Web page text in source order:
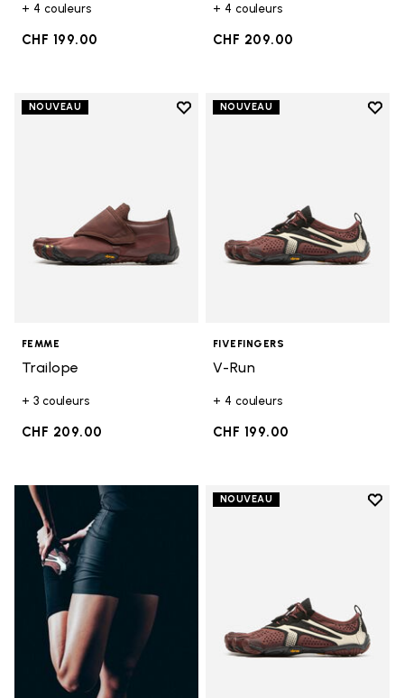
+ 4 couleurs
CHF 199.00
+ 4 couleurs
CHF 209.00
NOUVEAU
Add to wishlist
FEMME
Trailope
+ 3 couleurs
CHF 209.00
NOUVEAU
Add
FIVEFINGERS
V-Run
+ 4 couleurs
CHF 199.00
NOUVEAU
Add